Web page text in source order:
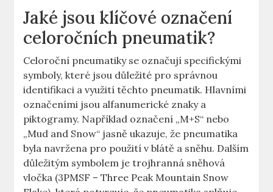
Jaké jsou klíčové označení
celoročních pneumatik?
Celoroční pneumatiky se označují specifickými
symboly, které jsou důležité pro správnou
identifikaci a využití těchto pneumatik. Hlavními
označeními jsou alfanumerické znaky a
piktogramy. Například označení „M+S“ nebo
„Mud and Snow“ jasně ukazuje, že pneumatika
byla navržena pro použití v blátě a sněhu. Dalším
důležitým symbolem je trojhranná sněhová
vločka (3PMSF – Three Peak Mountain Snow